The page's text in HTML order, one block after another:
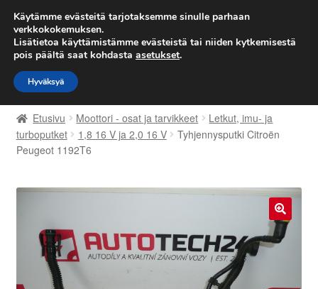
TOIMITUS alkaen 7 EUR
Siirry
navigointiin
Siirry
sisältöön
Etusivu
Kärry
Maailmanlaajuinen toimitus
Maksut
Etusivu Moottori - osat ja tarvikkeet
Letkut, imu- ja
turboputket
1,8 16 V ja 2,0 16 V
Tyhjennysputki Citroën
Peugeot 1192T6
🔍
Käytämme evästeitä tarjotaksemme sinulle parhaan
verkkokokemuksen.
Lisätietoa käyttämistämme evästeistä tai niiden kytkemisestä
pois päältä saat kohdasta asetukset.
Hyväksyä